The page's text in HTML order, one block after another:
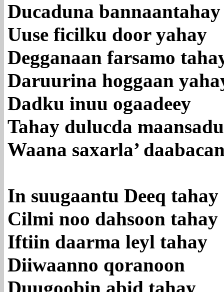
Ducaduna bannaantahay
Uuse ficilku door yahay
Degganaan farsamo
Daruurina hoggaan
Dadku inuu ogaadeey
Tahay dulucda maansadu
Waana saxarla’
In suugaantu Deeq tahay
Cilmi noo dahsoon tahay
Iftiin daarma leyl tahay
Diiwaanno qoranoon